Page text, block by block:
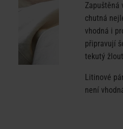
Zapuštěná
chutná
vhodná i
připravují
tekutý
Litinové
není